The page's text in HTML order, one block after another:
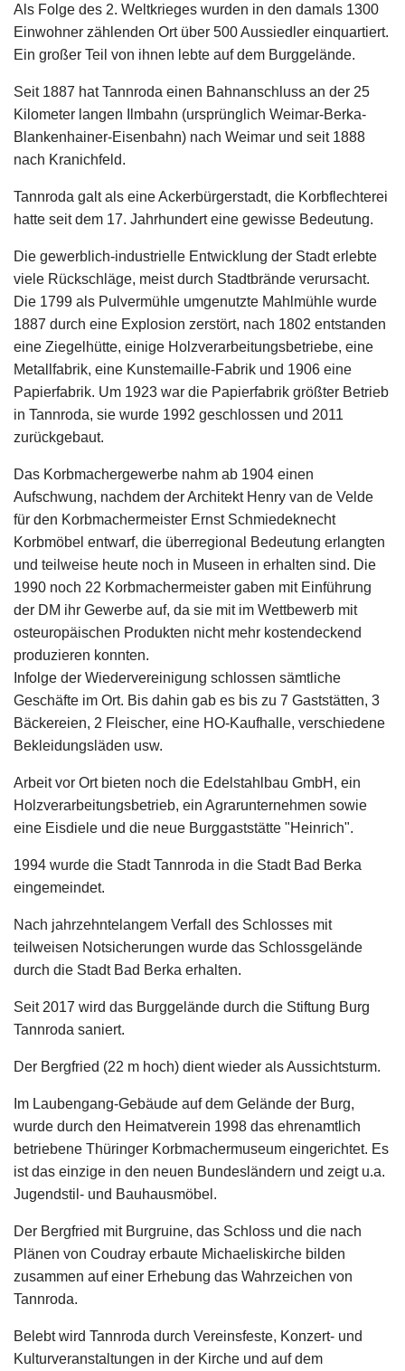
Als Folge des 2. Weltkrieges wurden in den damals 1300
Einwohner zählenden Ort über 500 Aussiedler einquartiert.
Ein großer Teil von ihnen lebte auf dem Burggelände.
Seit 1887 hat Tannroda einen Bahnanschluss an der 25
Kilometer langen Ilmbahn (ursprünglich Weimar-Berka-
Blankenhainer-Eisenbahn) nach Weimar und seit 1888
nach Kranichfeld.
Tannroda galt als eine Ackerbürgerstadt, die Korbflechterei
hatte seit dem 17. Jahrhundert eine gewisse Bedeutung.
Die gewerblich-industrielle Entwicklung der Stadt erlebte
viele Rückschläge, meist durch Stadtbrände verursacht.
Die 1799 als Pulvermühle umgenutzte Mahlmühle wurde
1887 durch eine Explosion zerstört, nach 1802 entstanden
eine Ziegelhütte, einige Holzverarbeitungsbetriebe, eine
Metallfabrik, eine Kunstemaille-Fabrik und 1906 eine
Papierfabrik. Um 1923 war die Papierfabrik größter Betrieb
in Tannroda, sie wurde 1992 geschlossen und 2011
zurückgebaut.
Das Korbmachergewerbe nahm ab 1904 einen
Aufschwung, nachdem der Architekt Henry van de Velde
für den Korbmachermeister Ernst Schmiedeknecht
Korbmöbel entwarf, die überregional Bedeutung erlangten
und teilweise heute noch in Museen in erhalten sind. Die
1990 noch 22 Korbmachermeister gaben mit Einführung
der DM ihr Gewerbe auf, da sie mit im Wettbewerb mit
osteuropäischen Produkten nicht mehr kostendeckend
produzieren konnten.
Infolge der Wiedervereinigung schlossen sämtliche
Geschäfte im Ort. Bis dahin gab es bis zu 7 Gaststätten, 3
Bäckereien, 2 Fleischer, eine HO-Kaufhalle, verschiedene
Bekleidungsläden usw.
Arbeit vor Ort bieten noch die Edelstahlbau GmbH, ein
Holzverarbeitungsbetrieb, ein Agrarunternehmen sowie
eine Eisdiele und die neue Burggaststätte "Heinrich".
1994 wurde die Stadt Tannroda in die Stadt Bad Berka
eingemeindet.
Nach jahrzehntelangem Verfall des Schlosses mit
teilweisen Notsicherungen wurde das Schlossgelände
durch die Stadt Bad Berka erhalten.
Seit 2017 wird das Burggelände durch die Stiftung Burg
Tannroda saniert.
Der Bergfried (22 m hoch) dient wieder als Aussichtsturm.
Im Laubengang-Gebäude auf dem Gelände der Burg,
wurde durch den Heimatverein 1998 das ehrenamtlich
betriebene Thüringer Korbmachermuseum eingerichtet. Es
ist das einzige in den neuen Bundesländern und zeigt u.a.
Jugendstil- und Bauhausmöbel.
Der Bergfried mit Burgruine, das Schloss und die nach
Plänen von Coudray erbaute Michaeliskirche bilden
zusammen auf einer Erhebung das Wahrzeichen von
Tannroda.
Belebt wird Tannroda durch Vereinsfeste, Konzert- und
Kulturveranstaltungen in der Kirche und auf dem